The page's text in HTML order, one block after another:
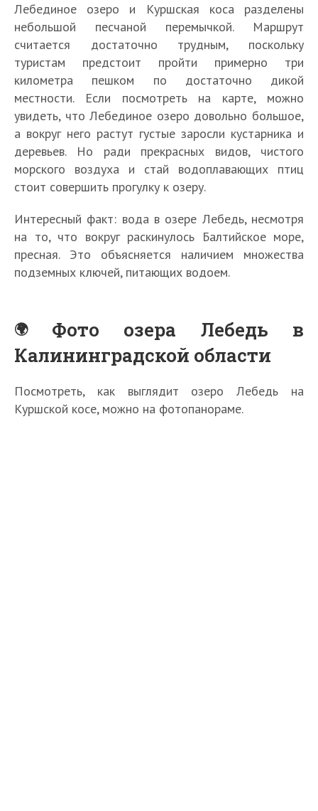
Лебединое озеро и Куршская коса разделены
небольшой песчаной перемычкой. Маршрут
считается достаточно трудным, поскольку
туристам предстоит пройти примерно три
километра пешком по достаточно дикой
местности. Если посмотреть на карте, можно
увидеть, что Лебединое озеро довольно большое,
а вокруг него растут густые заросли кустарника и
деревьев. Но ради прекрасных видов, чистого
морского воздуха и стай водоплавающих птиц
стоит совершить прогулку к озеру.
Интересный факт: вода в озере Лебедь, несмотря
на то, что вокруг раскинулось Балтийское море,
пресная. Это объясняется наличием множества
подземных ключей, питающих водоем.
Фото озера Лебедь в
Калининградской области
Посмотреть, как выглядит озеро Лебедь на
Куршской косе, можно на фотопанораме.